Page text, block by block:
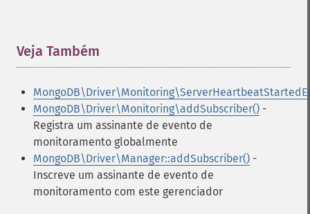
Veja Também
MongoDB\Driver\Monitoring\addSubscriber() -
Registra um assinante de evento de
monitoramento globalmente
MongoDB\Driver\Manager::addSubscriber() -
Inscreve um assinante de evento de
monitoramento com este gerenciador